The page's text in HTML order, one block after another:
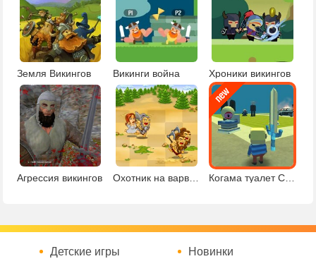
Земля Викингов Викинги война Хроники викингов
Агрессия викингов Охотник на варваров Когама туалет Скибиди
Детские игры
Новинки